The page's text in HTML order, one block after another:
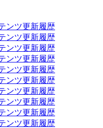
ンツ更新履歴
ンツ更新履歴
ンツ更新履歴
ンツ更新履歴
ンツ更新履歴
ンツ更新履歴
ンツ更新履歴
ンツ更新履歴
ンツ更新履歴
ンツ更新履歴